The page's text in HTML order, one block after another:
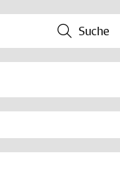
Suche